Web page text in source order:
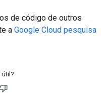
de código de outros
a Google Cloud pesquisa
útil?